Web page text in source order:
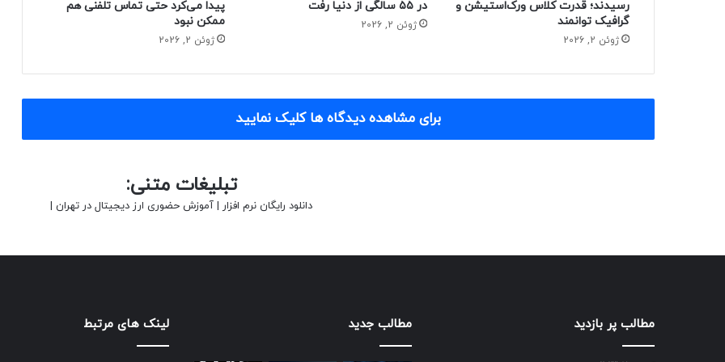
رسیدند؛ قدرت کلاس ورک‌استیشن و
گرافیک توانمند
ژوئن 2, 2026
در ۵۵ سالگی از دنیا رفت
ژوئن 2, 2026
پیدا می‌کرد حتی تماس تلفنی هم
ممکن نبود
ژوئن 2, 2026
برای مشاهده دیدگاه ها کلیک نمایید
تبلیغات متنی:
دانلود رایگان نرم افزار آموزش حضوری ارز دیجیتال در تهران
مطالب پر بازدید مطالب جدید لینک های مرتبط